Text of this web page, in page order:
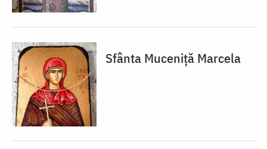
Sfânta Muceniță Marcela